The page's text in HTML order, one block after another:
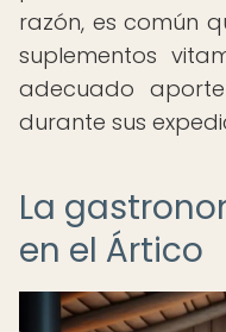
razón, es común
suplementos
adecuado
durante sus
La
en el Ártico